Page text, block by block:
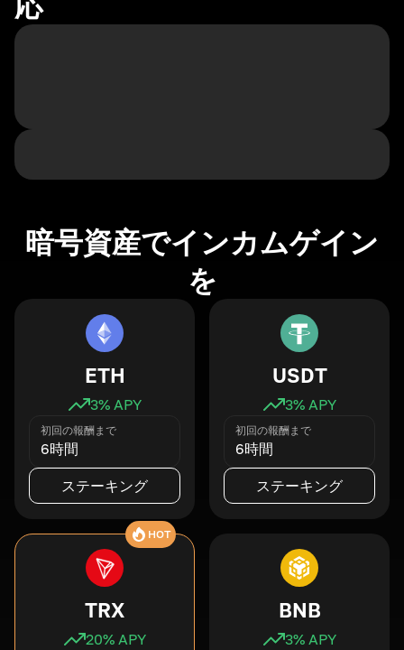
暗号資産でインカムゲイン
を
ETH
3% APY
初回の報酬まで
6時間
ステーキング
USDT
3% APY
初回の報酬まで
6時間
ステーキング
HOT
TRX
20% APY
BNB
3% APY